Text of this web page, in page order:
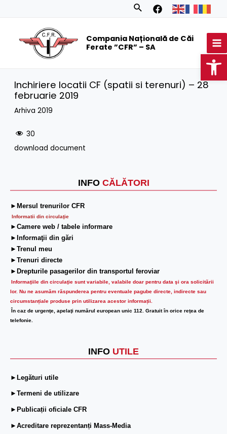
Search
Compania Națională de Căi
Ferate ”CFR” – SA
INFO CĂLĂTORI
►Mersul trenurilor CFR
Informatii din circulaţie
►Camere web / tabele informare
►Informaţii din gări
►Trenul meu
►Trenuri directe
►Drepturile pasagerilor din transportul feroviar
Informaţiile din circulaţie sunt variabile, valabile doar pentru data şi ora solicitării
lor. Nu ne asumăm răspunderea pentru eventuale pagube directe, indirecte sau
circumstanțiale produse prin utilizarea acestor informații.
În caz de urgenţe, apelaţi numărul european unic 112. Gratuit în orice reţea de
telefonie.
INFO UTILE
►Legături utile
►Termeni de utilizare
►Publicații oficiale CFR
►Acreditare reprezentanți Mass-Media
Inchiriere locatii CF (spatii si terenuri) – 28
februarie 2019
Arhiva 2019
30
download document